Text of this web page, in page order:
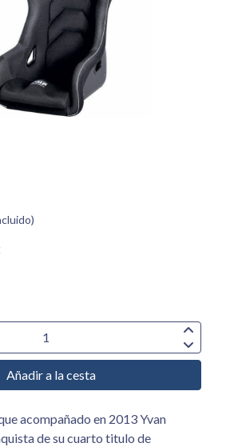
Añadir a la cesta
acompañado en 2013 Yvan
de su cuarto titulo de